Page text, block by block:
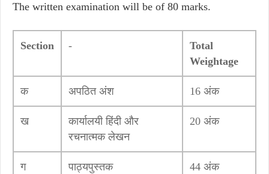
The written examination will be of 80 marks.
Section -
Total
Weightage
क अपठित अंश 16 अंक
ख
कार्यालयी हिंदी और
रचनात्मक लेखन
20 अंक
ग पाठ्यपुस्तक 44 अंक